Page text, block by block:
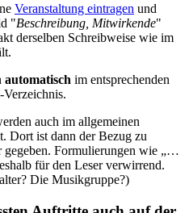
Veranstaltung eintragen und
"Beschreibung, Mitwirkende"
derselben Schreibweise wie im
automatisch im entsprechenden
auch im allgemeinen
Dort ist dann der Bezug zu
gegeben. Formulierungen wie „…
für den Leser verwirrend.
Die Musikgruppe?)